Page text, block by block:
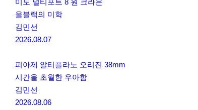
미도 멀티포트 8 원 크라운
올블랙의 미학
김민선
2026.08.07
피아제 알티플라노 오리진 38mm
시간을 초월한 우아함
김민선
2026.08.06